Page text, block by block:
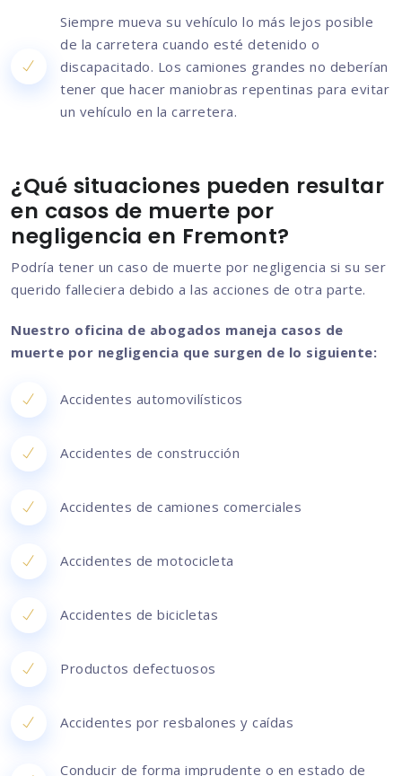
Siempre mueva su vehículo lo más lejos posible
de la carretera cuando esté detenido o
discapacitado. Los camiones grandes no deberían
tener que hacer maniobras repentinas para evitar
un vehículo en la carretera.
¿Qué situaciones pueden resultar
en casos de muerte por
negligencia en Fremont?
Podría tener un caso de muerte por negligencia si su ser
querido falleciera debido a las acciones de otra parte.
Nuestro oficina de abogados maneja casos de
muerte por negligencia que surgen de lo siguiente:
Accidentes automovilísticos
Accidentes de construcción
Accidentes de camiones comerciales
Accidentes de motocicleta
Accidentes de bicicletas
Productos defectuosos
Accidentes por resbalones y caídas
Conducir de forma imprudente o en estado de